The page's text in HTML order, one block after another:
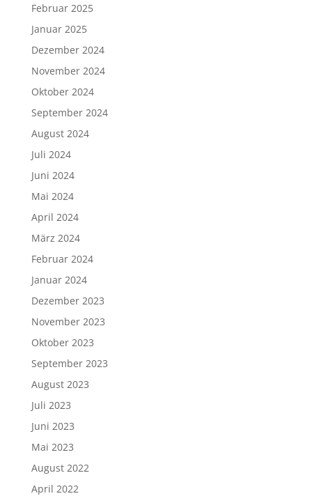
Februar 2025
Januar 2025
Dezember 2024
November 2024
Oktober 2024
September 2024
August 2024
Juli 2024
Juni 2024
Mai 2024
April 2024
März 2024
Februar 2024
Januar 2024
Dezember 2023
November 2023
Oktober 2023
September 2023
August 2023
Juli 2023
Juni 2023
Mai 2023
August 2022
April 2022